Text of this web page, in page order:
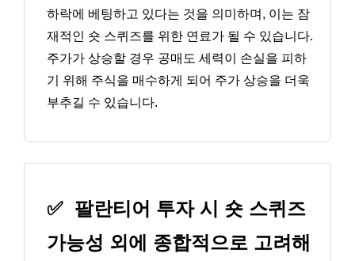
하락에 베팅하고 있다는 것을 의미하며, 이는 잠
재적인 숏 스퀴즈를 위한 연료가 될 수 있습니다.
주가가 상승할 경우 공매도 세력이 손실을 피하
기 위해 주식을 매수하게 되어 주가 상승을 더욱
부추길 수 있습니다.
✅ 팔란티어 투자 시 숏 스퀴즈
가능성 외에 종합적으로 고려해